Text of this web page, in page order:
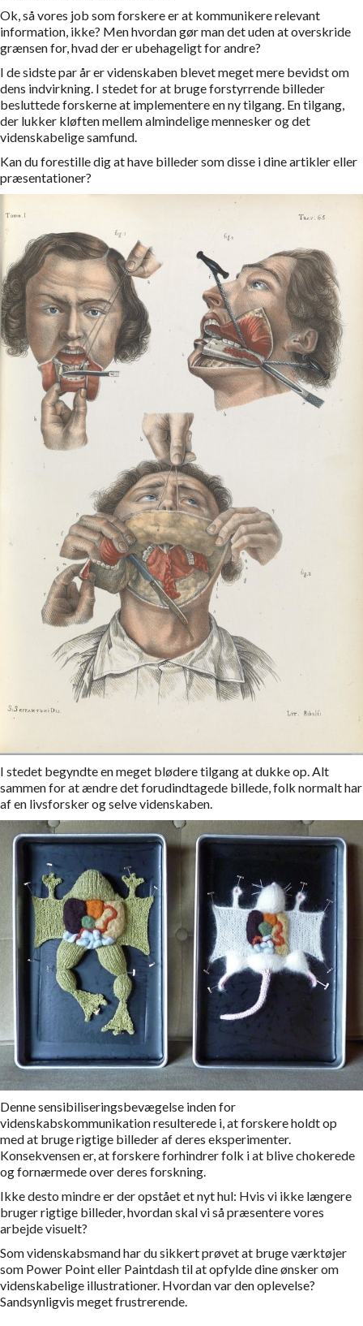
Ok, så vores job som forskere er at kommunikere relevant
information, ikke? Men hvordan gør man det uden at overskride
grænsen for, hvad der er ubehageligt for andre?
I de sidste par år er videnskaben blevet meget mere bevidst om
dens indvirkning. I stedet for at bruge forstyrrende billeder
besluttede forskerne at implementere en ny tilgang. En tilgang,
der lukker kløften mellem almindelige mennesker og det
videnskabelige samfund.
Kan du forestille dig at have billeder som disse i dine artikler eller
præsentationer?
I stedet begyndte en meget blødere tilgang at dukke op. Alt
sammen for at ændre det forudindtagede billede, folk normalt har
af en livsforsker og selve videnskaben.
Denne sensibiliseringsbevægelse inden for
videnskabskommunikation resulterede i, at forskere holdt op
med at bruge rigtige billeder af deres eksperimenter.
Konsekvensen er, at forskere forhindrer folk i at blive chokerede
og fornærmede over deres forskning.
Ikke desto mindre er der opstået et nyt hul: Hvis vi ikke længere
bruger rigtige billeder, hvordan skal vi så præsentere vores
arbejde visuelt?
Som videnskabsmand har du sikkert prøvet at bruge værktøjer
som Power Point eller Paintdash til at opfylde dine ønsker om
videnskabelige illustrationer. Hvordan var den oplevelse?
Sandsynligvis meget frustrerende.